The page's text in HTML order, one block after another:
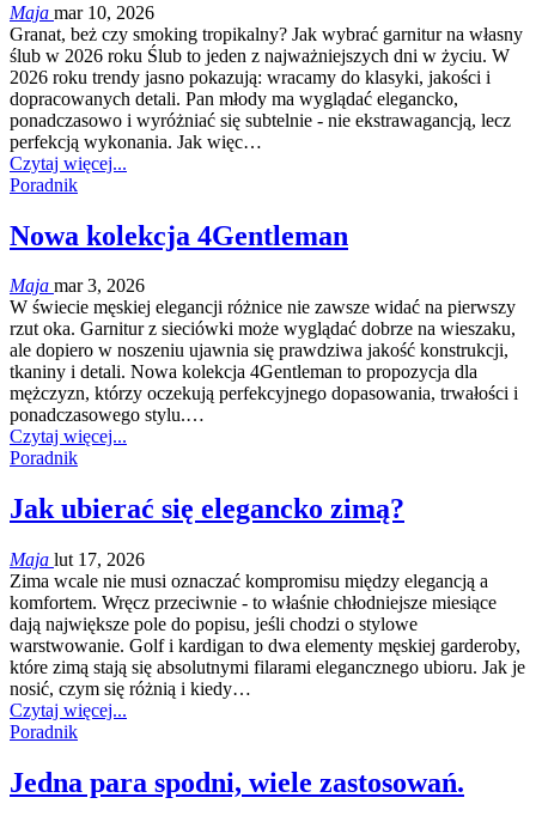
Maja mar 10, 2026
Granat, beż czy smoking tropikalny? Jak wybrać garnitur na własny
ślub w 2026 roku Ślub to jeden z najważniejszych dni w życiu. W
2026 roku trendy jasno pokazują: wracamy do klasyki, jakości i
dopracowanych detali. Pan młody ma wyglądać elegancko,
ponadczasowo i wyróżniać się subtelnie - nie ekstrawagancją, lecz
perfekcją wykonania. Jak więc…
Czytaj więcej...
Poradnik
Nowa kolekcja 4Gentleman
Maja mar 3, 2026
W świecie męskiej elegancji różnice nie zawsze widać na pierwszy
rzut oka. Garnitur z sieciówki może wyglądać dobrze na wieszaku,
ale dopiero w noszeniu ujawnia się prawdziwa jakość konstrukcji,
tkaniny i detali. Nowa kolekcja 4Gentleman to propozycja dla
mężczyzn, którzy oczekują perfekcyjnego dopasowania, trwałości i
ponadczasowego stylu.…
Czytaj więcej...
Poradnik
Jak ubierać się elegancko zimą?
Maja lut 17, 2026
Zima wcale nie musi oznaczać kompromisu między elegancją a
komfortem. Wręcz przeciwnie - to właśnie chłodniejsze miesiące
dają największe pole do popisu, jeśli chodzi o stylowe
warstwowanie. Golf i kardigan to dwa elementy męskiej garderoby,
które zimą stają się absolutnymi filarami elegancznego ubioru. Jak je
nosić, czym się różnią i kiedy…
Czytaj więcej...
Poradnik
Jedna para spodni, wiele zastosowań.